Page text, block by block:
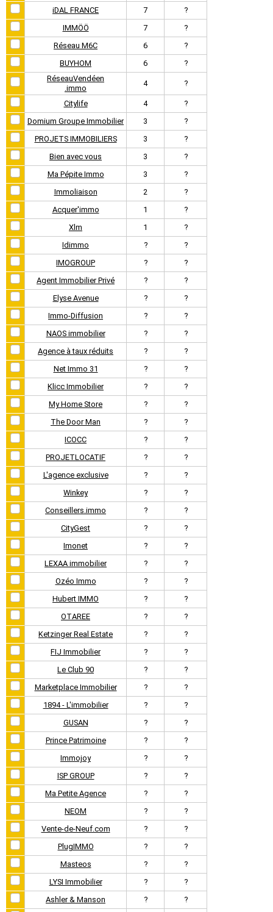
iDAL FRANCE 7
?
IMMÖÖ
7
?
Réseau M6C
6
?
BUYHOM
6
?
RéseauVendéen
.immo
4 ?
Citylife 4
?
Domium Groupe Immobilier
3
?
PROJETS IMMOBILIERS
3
?
Bien avec vous
3
?
Ma Pépite Immo
3
?
Immoliaison
2
?
Acquer'immo
1
?
Xlm
1
?
Idimmo
?
?
IMOGROUP
?
?
Agent Immobilier Privé
?
?
Elyse Avenue
?
?
Immo-Diffusion
?
?
NAOS immobilier
?
?
Agence à taux réduits
?
?
Net Immo 31
?
?
Klicc Immobilier
?
?
My Home Store
?
?
The Door Man
?
?
ICOCC
?
?
PROJETLOCATIF
?
?
L'agence exclusive
?
?
Winkey
?
?
Conseillers.immo
?
?
CityGest
?
?
Imonet
?
?
LEXAA immobilier
?
?
Ozéo Immo
?
?
Hubert IMMO
?
?
OTAREE
?
?
Ketzinger Real Estate
?
?
FIJ Immobilier
?
?
Le Club 90
?
?
Marketplace Immobilier
?
?
1894 - L'immobilier
?
?
GUSAN
?
?
Prince Patrimoine
?
?
Immojoy
?
?
ISP GROUP
?
?
Ma Petite Agence
?
?
NEOM
?
?
Vente-de-Neuf.com
?
?
PlugIMMO
?
?
Masteos
?
?
LYSI Immobilier
?
?
Ashler & Manson
?
?